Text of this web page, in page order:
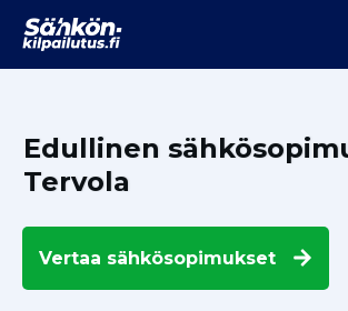
Edullinen
Tervola
Vertaa sähkösopimukset